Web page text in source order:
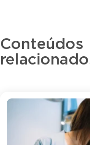
Conteúdos